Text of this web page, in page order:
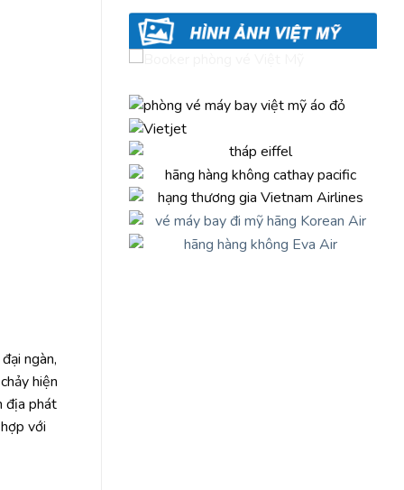
ngàn,
hiện
địa phát
với